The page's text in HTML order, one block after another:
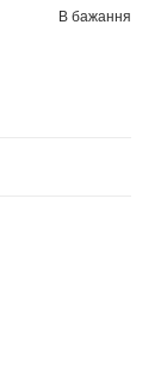
В бажання